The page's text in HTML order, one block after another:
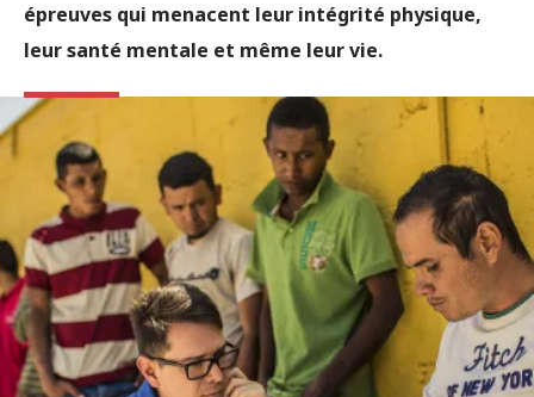
épreuves qui menacent leur intégrité physique,
leur santé mentale et même leur vie.